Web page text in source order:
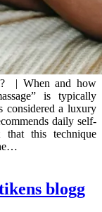
| When and how
is typically
considered a luxury
daily self-
that this technique
blogg